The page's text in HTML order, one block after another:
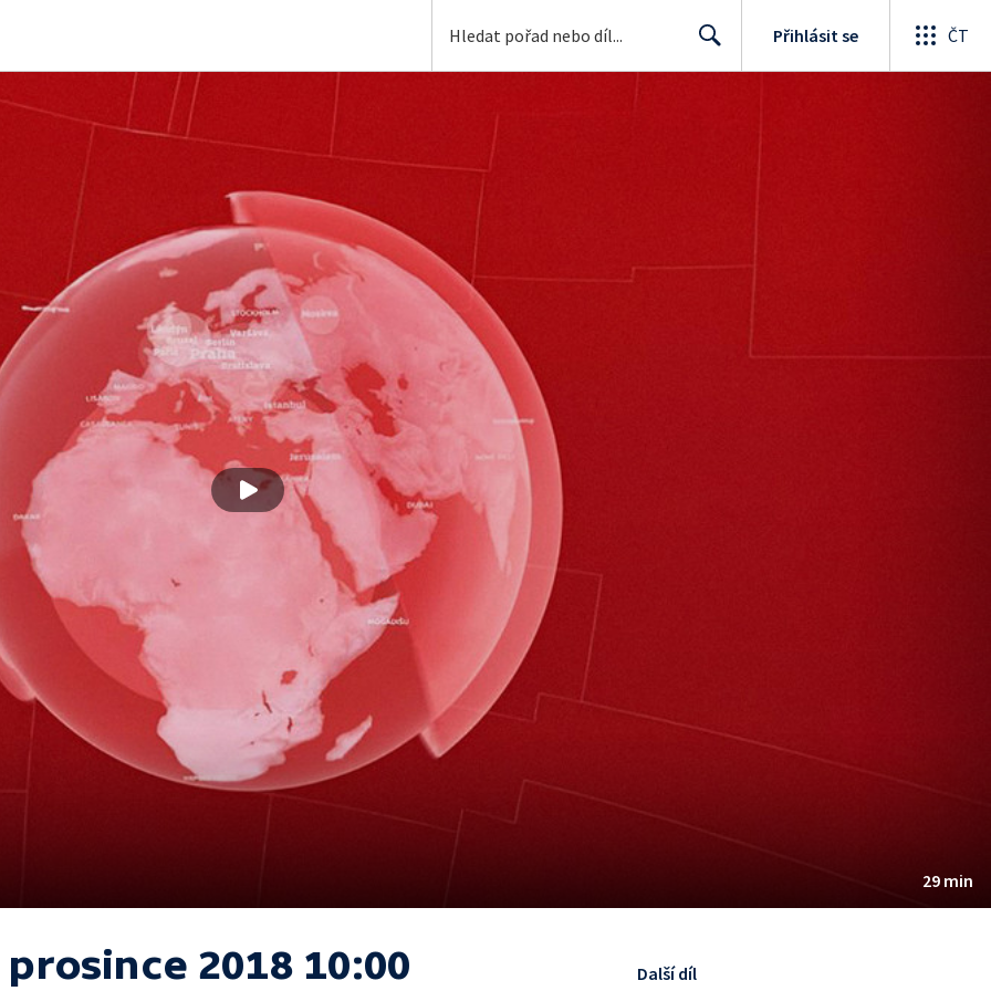
Přihlásit se ČT
29 min
prosince 2018 10:00 Další díl